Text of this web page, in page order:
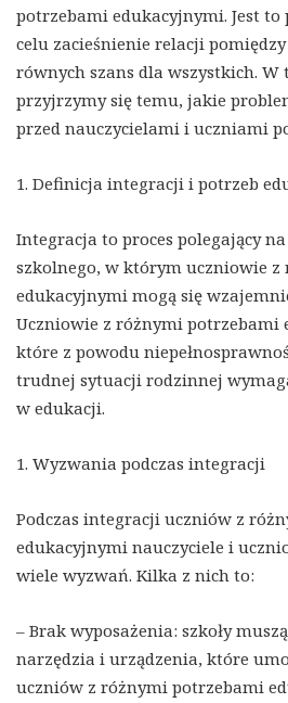
potrzebami edukacyjnymi. Jest to
celu zacieśnienie relacji
równych szans dla wszystkich.
przyjrzymy się temu, jakie
przed nauczycielami i uczniami
1. Definicja integracji i potrzeb
Integracja to proces polegający
szkolnego, w którym uczniowie
edukacyjnymi mogą się
Uczniowie z różnymi potrzebami
które z powodu
trudnej sytuacji rodzinnej
w edukacji.
1. Wyzwania podczas integracji
Podczas integracji uczniów z
edukacyjnymi nauczyciele i
wiele wyzwań. Kilka z nich to:
– Brak wyposażenia: szkoły
narzędzia i urządzenia, które
uczniów z różnymi potrzebami